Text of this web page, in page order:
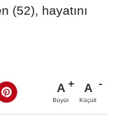
(52), hayatını
A
Büyüt
A
Küçült